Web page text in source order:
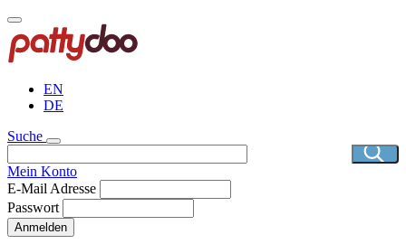
Direkt
zum
Inhalt
EN
DE
Suche
Mein Konto
E-Mail Adresse
Passwort
Anmelden